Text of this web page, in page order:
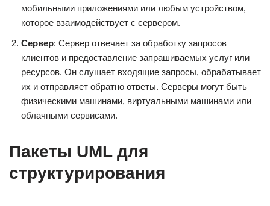
мобильными приложениями или любым устройством,
которое взаимодействует с сервером.
Сервер: Сервер отвечает за обработку запросов
клиентов и предоставление запрашиваемых услуг или
ресурсов. Он слушает входящие запросы, обрабатывает
их и отправляет обратно ответы. Серверы могут быть
физическими машинами, виртуальными машинами или
облачными сервисами.
Пакеты UML для
структурирования